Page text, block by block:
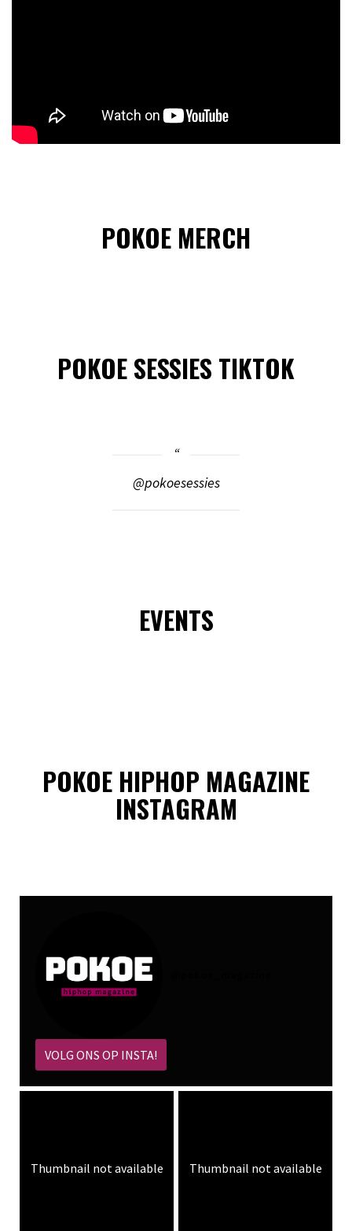
POKOE MERCH
POKOE SESSIES TIKTOK
@pokoesessies
EVENTS
POKOE HIPHOP MAGAZINE
INSTAGRAM
VOLG ONS OP INSTA!
Thumbnail not available Thumbnail not available